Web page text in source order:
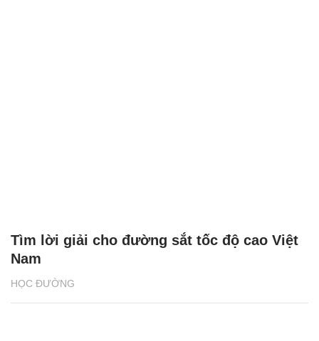
HỌC ĐƯỜNG
Tìm lời giải cho đường sắt tốc độ cao Việt
Nam